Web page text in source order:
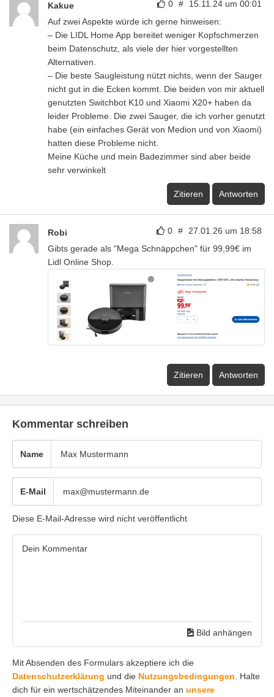
0 # 15.11.24 um 00:01
Kakue
Auf zwei Aspekte würde ich gerne hinweisen:
– Die LIDL Home App bereitet weniger Kopfschmerzen
beim Datenschutz, als viele der hier vorgestellten
Alternativen.
– Die beste Saugleistung nützt nichts, wenn der Sauger
nicht gut in die Ecken kommt. Die beiden von mir aktuell
genutzten Switchbot K10 und Xiaomi X20+ haben da
leider Probleme. Die zwei Sauger, die ich vorher genutzt
habe (ein einfaches Gerät von Medion und von Xiaomi)
hatten diese Probleme nicht.
Meine Küche und mein Badezimmer sind aber beide
sehr verwinkelt
Zitieren Antworten
0 # 27.01.26 um 18:58
Robi
Gibts gerade als "Mega Schnäppchen" für 99,99€ im
Lidl Online Shop.
Zitieren Antworten
Kommentar schreiben
Name
E-Mail
Diese E-Mail-Adresse wird nicht veröffentlicht
Bild anhängen
Mit Absenden des Formulars akzeptiere ich die
Datenschutzerklärung und die Nutzungsbedingungen . Halte
dich für ein wertschätzendes Miteinander an unsere